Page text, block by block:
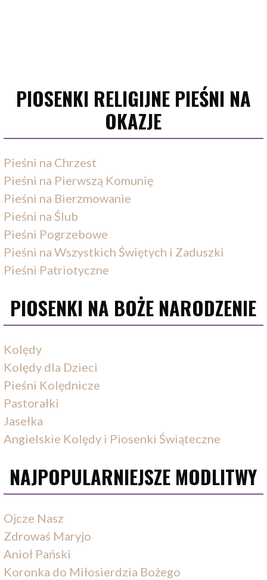
PIOSENKI RELIGIJNE PIEŚNI NA
OKAZJE
Pieśni na Chrzest
Pieśni na Pierwszą Komunię
Pieśni na Bierzmowanie
Pieśni na Ślub
Pieśni Pogrzebowe
Pieśni na Wszystkich Świętych i Zaduszki
Pieśni Patriotyczne
PIOSENKI NA BOŻE NARODZENIE
Kolędy
Kolędy dla Dzieci
Pieśni Kolędnicze
Pastorałki
Jasełka
Angielskie Kolędy i Piosenki Świąteczne
NAJPOPULARNIEJSZE MODLITWY
Ojcze Nasz
Zdrowaś Maryjo
Anioł Pański
Koronka do Miłosierdzia Bożego